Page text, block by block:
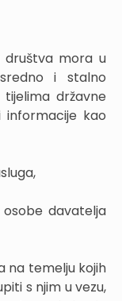
društva mora u
i stalno
državne
informacije kao
davatelja
na temelju kojih
s njim u vezu,